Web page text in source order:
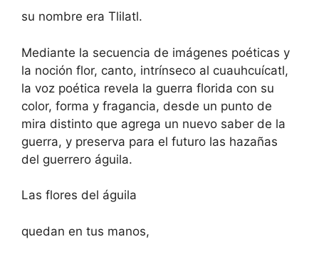
su nombre era Tlilatl.
Mediante la secuencia de imágenes poéticas y
la noción flor, canto, intrínseco al cuauhcuícatl,
la voz poética revela la guerra florida con su
color, forma y fragancia, desde un punto de
mira distinto que agrega un nuevo saber de la
guerra, y preserva para el futuro las hazañas
del guerrero águila.
Las flores del águila
quedan en tus manos,